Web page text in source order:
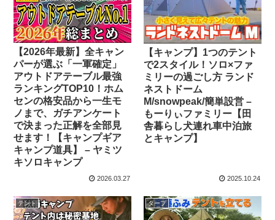
【2026年最新】全キャン
パーが選ぶ「一軍確定」
アウトドアテーブル最強
ランキングTOP10！ホム
センの格安品から一生モ
ノまで、ガチアンケート
で決まった正解を全部見
せます！【キャンプギア
キャンプ道具】 – ヤミツ
キソロキャンプ
2026.03.27
【キャンプ】1つのテント
で2スタイル！ソロ×ファ
ミリーの過ごし方 ランド
ネストドーム
M/snowpeak/簡単設営 –
もーりぃファミリー【田
舎暮らし犬連れ車中泊旅
とキャンプ】
2025.10.24
テント タープ